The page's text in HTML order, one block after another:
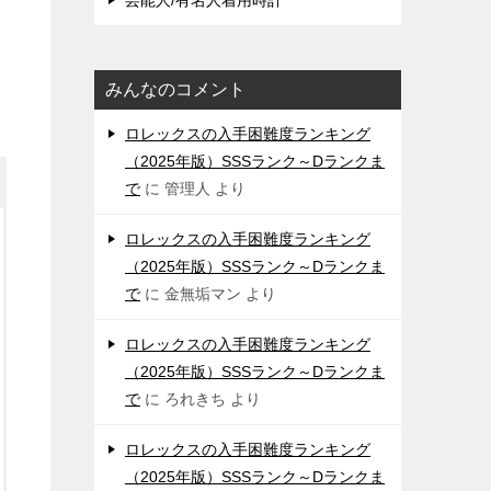
みんなのコメント
ロレックスの入手困難度ランキング
（2025年版）SSSランク～Dランクま
で に 管理人 より
ロレックスの入手困難度ランキング
（2025年版）SSSランク～Dランクま
で に 金無垢マン より
ロレックスの入手困難度ランキング
（2025年版）SSSランク～Dランクま
で に ろれきち より
ロレックスの入手困難度ランキング
（2025年版）SSSランク～Dランクま